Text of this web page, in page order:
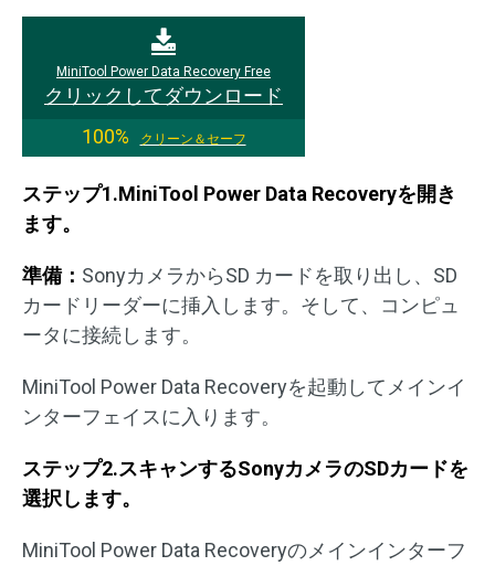
MiniTool Power Data Recovery Free
クリックしてダウンロード
100%
クリーン＆セーフ
ステップ1.MiniTool Power Data Recoveryを開き
ます。
準備： SonyカメラからSD カードを取り出し、SD
カードリーダーに挿入します。そして、コンピュ
ータに接続します。
MiniTool Power Data Recoveryを起動してメインイ
ンターフェイスに入ります。
ステップ2.スキャンするSonyカメラのSDカードを
選択します。
MiniTool Power Data Recoveryのメインインターフ